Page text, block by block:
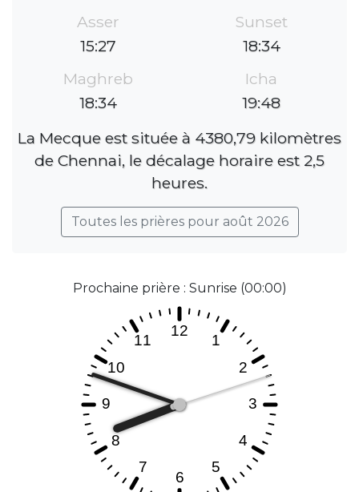
Asser
15:27
Sunset
18:34
Maghreb
18:34
Icha
19:48
La Mecque est située à 4380,79 kilomètres
de Chennai, le décalage horaire est 2,5
heures.
Toutes les prières pour août 2026
Prochaine prière : Sunrise (00:00)